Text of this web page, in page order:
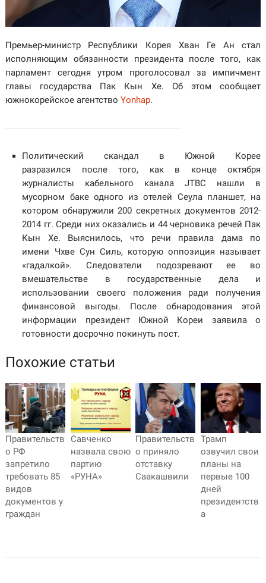
Премьер-министр Республики Корея Хван Ге Ан стал
исполняющим обязанности президента после того, как
парламент сегодня утром проголосовал за импичмент
главы государства Пак Кын Хе. Об этом сообщает
южнокорейское агентство Yonhap.
Политический скандал в Южной Корее
разразился после того, как в конце октября
журналисты кабельного канала JTBC нашли в
мусорном баке одного из отелей Сеула планшет, на
котором обнаружили 200 секретных документов 2012-
2014 гг. Среди них оказались и 44 черновика речей Пак
Кын Хе. Выяснилось, что речи правила дама по
имени Чхве Сун Силь, которую оппозиция называет
«гадалкой». Следователи подозревают ее во
вмешательстве в государственные дела и
использовании своего положения ради получения
финансовой выгоды. После обнародования этой
информации президент Южной Кореи заявила о
готовности досрочно покинуть пост.
Похожие статьи
Правительств
о РФ
запретило
требовать 85
видов
документов у
граждан
Савченко
назвала свою
партию
«РУНА»
Правительств
о приняло
отставку
Саакашвили
Трамп
озвучил свои
планы на
первые 100
дней
президентств
а